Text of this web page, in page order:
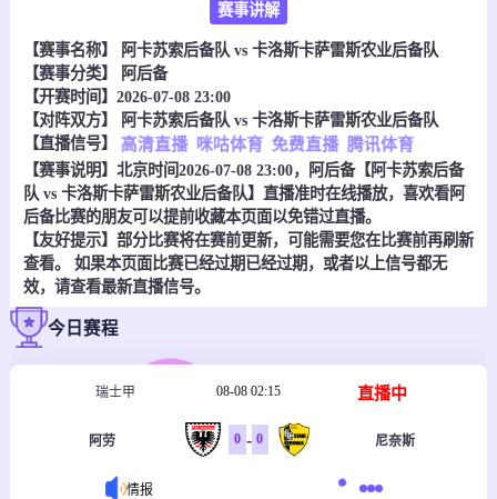
赛事讲解
【赛事名称】
阿卡苏索后备队 vs 卡洛斯卡萨雷斯农业后备队
【赛事分类】
阿后备
【开赛时间】2026-07-08 23:00
【对阵双方】
阿卡苏索后备队 vs 卡洛斯卡萨雷斯农业后备队
【直播信号】
高清直播 咪咕体育 免费直播 腾讯体育
【赛事说明】北京时间2026-07-08 23:00，阿后备【阿卡苏索后备
队 vs 卡洛斯卡萨雷斯农业后备队】直播准时在线播放，喜欢看阿
后备比赛的朋友可以提前收藏本页面以免错过直播。
【友好提示】部分比赛将在赛前更新，可能需要您在比赛前再刷新
查看。 如果本页面比赛已经过期已经过期，或者以上信号都无
效，请查看最新直播信号。
今日赛程
瑞士甲 08-08 02:15 直播中
阿劳 0 - 0 尼奈斯
情报